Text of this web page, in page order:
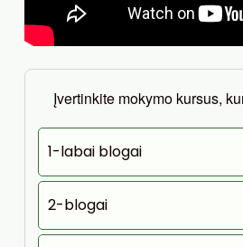
Įvertinkite mokymo kursus,
1-labai blogai
2-blogai